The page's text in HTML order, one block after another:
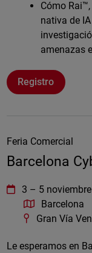
Cómo
nativa de
amenazas
Registro
Feria Comercial
Barcelona
WatchGuard
3 – 5
Barcelona
Gran Vía
Le esperamos en